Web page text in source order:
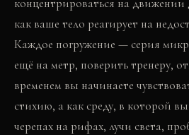
концентрироваться на
как ваше тело реагирует на
Каждое погружение — серия
ещё на метр, поверить тренеру,
временем вы начинаете
стихию, а как среду, в которой
черепах на рифах, лучи света,